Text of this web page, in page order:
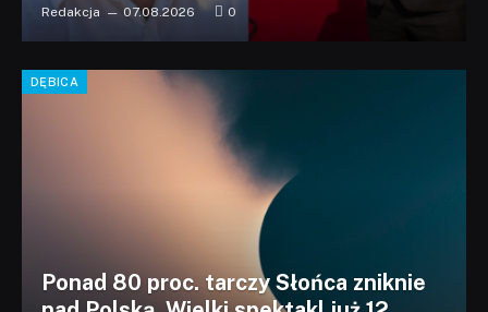
Redakcja 07.08.2026 0
DĘBICA
Ponad 80 proc. tarczy Słońca zniknie